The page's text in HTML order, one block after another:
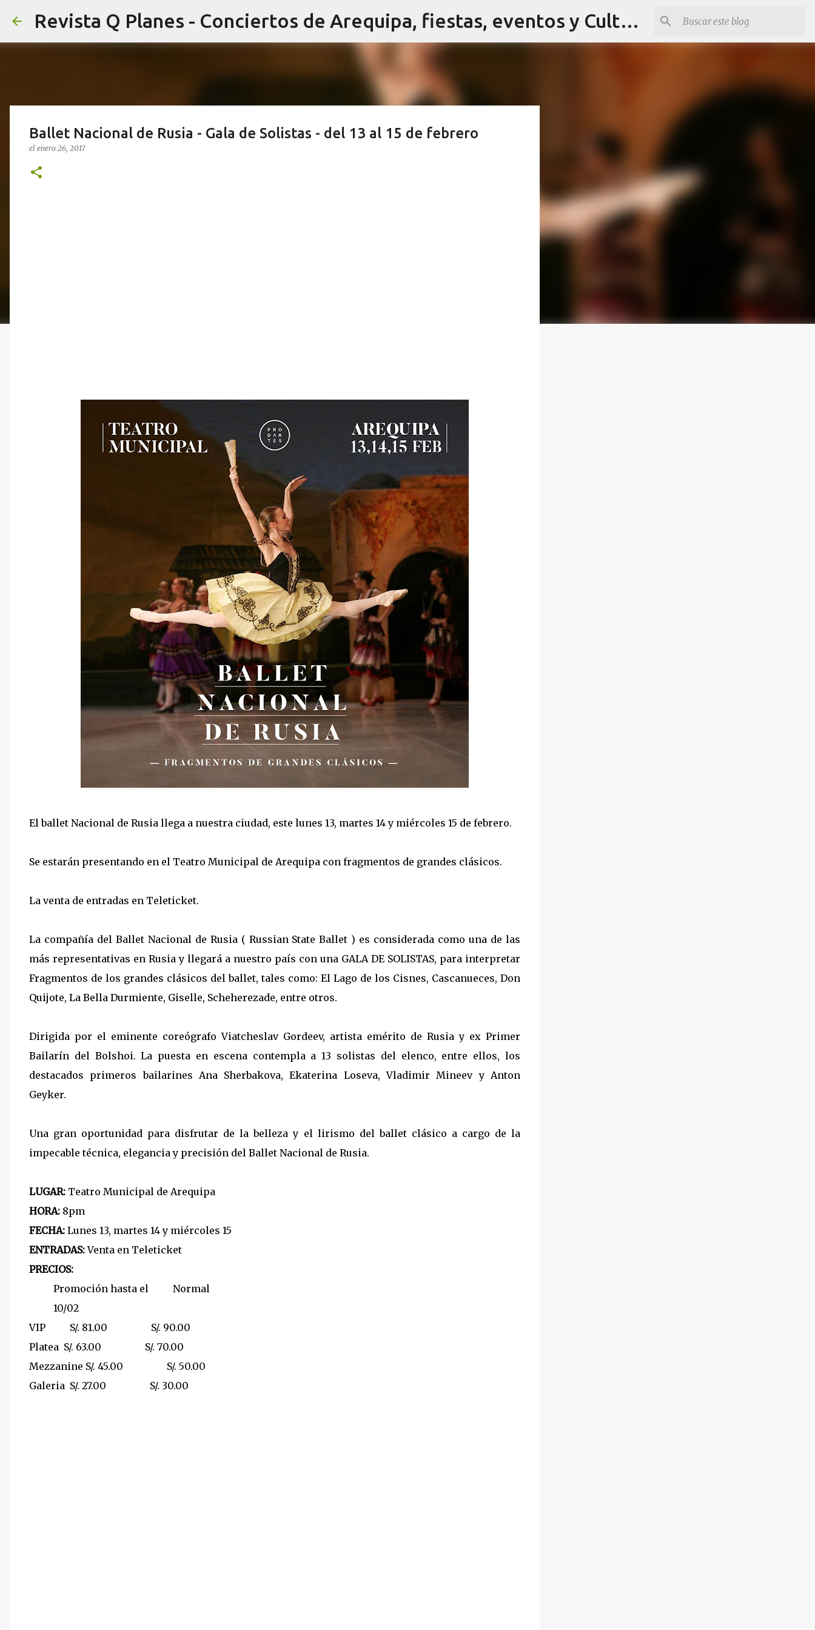
Ir al contenido principal Revista Q Planes - Conciertos de Arequipa, fiestas, eventos y Cultura
Ballet Nacional de Rusia - Gala de Solistas - del 13 al 15 de febrero
el enero 26, 2017
El ballet Nacional de Rusia llega a nuestra ciudad, este lunes 13, martes 14 y miércoles 15 de febrero.
Se estarán presentando en el Teatro Municipal de Arequipa con fragmentos de grandes clásicos.
La venta de entradas en Teleticket.
La compañía del Ballet Nacional de Rusia ( Russian State Ballet ) es considerada como una de las
más representativas en Rusia y llegará a nuestro país con una GALA DE SOLISTAS, para interpretar
Fragmentos de los grandes clásicos del ballet, tales como: El Lago de los Cisnes, Cascanueces, Don
Quijote, La Bella Durmiente, Giselle, Scheherezade, entre otros.
Dirigida por el eminente coreógrafo Viatcheslav Gordeev, artista emérito de Rusia y ex Primer
Bailarín del Bolshoi. La puesta en escena contempla a 13 solistas del elenco, entre ellos, los
destacados primeros bailarines Ana Sherbakova, Ekaterina Loseva, Vladimir Mineev y Anton
Geyker.
Una gran oportunidad para disfrutar de la belleza y el lirismo del ballet clásico a cargo de la
impecable técnica, elegancia y precisión del Ballet Nacional de Rusia.
LUGAR: Teatro Municipal de Arequipa
HORA: 8pm
FECHA: Lunes 13, martes 14 y miércoles 15
ENTRADAS:Venta en Teleticket
PRECIOS:
Promoción hasta el
Normal
10/02
VIP
S/. 81.00
S/. 90.00
Platea S/. 63.00
S/. 70.00
Mezzanine S/. 45.00
S/. 50.00
Galeria S/. 27.00 S/. 30.00